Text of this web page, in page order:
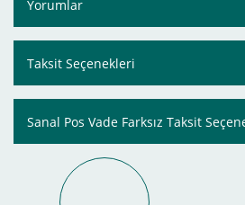
Yorumlar
Taksit Seçenekleri
Sanal Pos Vade Farksız Taksit